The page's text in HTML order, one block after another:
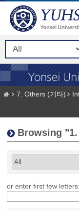
7. Others (기타)
Browsing
or enter first few letters: